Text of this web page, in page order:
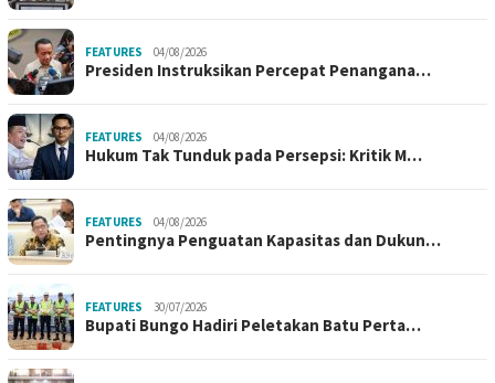
FEATURES 04/08/2026
Presiden Instruksikan Percepat Penangana…
FEATURES 04/08/2026
Hukum Tak Tunduk pada Persepsi: Kritik M…
FEATURES 04/08/2026
Pentingnya Penguatan Kapasitas dan Dukun…
FEATURES 30/07/2026
Bupati Bungo Hadiri Peletakan Batu Perta…